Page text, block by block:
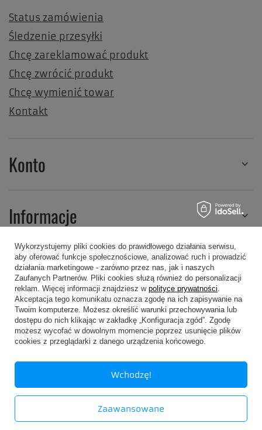
Status zamówienia
Śledzenie przesyłki
Chcę zareklamować produkt
Chcę zwrócić produkt
Chcę wymienić towar
Kontakt
Konto
Informacje
Regulaminy
607 605 505 kropa@kropa.pl
W sklepie prezentujemy ceny brutto (z VAT).
Wykorzystujemy pliki cookies do prawidłowego działania serwisu,
aby oferować funkcje społecznościowe, analizować ruch i prowadzić
działania marketingowe - zarówno przez nas, jak i naszych
Zaufanych Partnerów. Pliki cookies służą również do personalizacji
reklam. Więcej informacji znajdziesz w polityce prywatności.
Akceptacja tego komunikatu oznacza zgodę na ich zapisywanie na
Twoim komputerze. Możesz określić warunki przechowywania lub
dostępu do nich klikając w zakładkę „Konfiguracja zgód”. Zgodę
możesz wycofać w dowolnym momencie poprzez usunięcie plików
cookies z przeglądarki z danego urządzenia końcowego.
Zaawansowane
Wchodzę!